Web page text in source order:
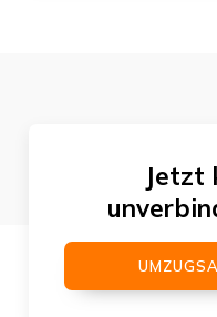
Jetzt